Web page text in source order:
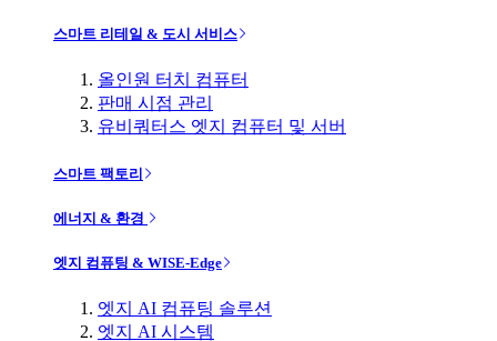
스마트 리테일 & 도시 서비스
올인원 터치 컴퓨터
판매 시점 관리
유비쿼터스 엣지 컴퓨터 및 서버
스마트 팩토리
에너지 & 환경
엣지 컴퓨팅 & WISE-Edge
엣지 AI 컴퓨팅 솔루션
엣지 AI 시스템